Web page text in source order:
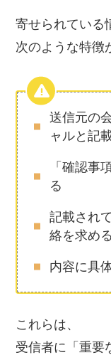
寄せられている
次のような特徴
送信元の
ャルと記
「確認事
る
記載され
絡を求める
内容に具
これらは、
受信者に「重要